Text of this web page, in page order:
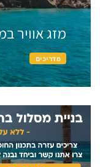
מזג אוויר
מדריכים